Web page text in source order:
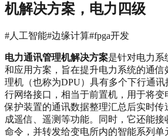
机解决方案，电力四级
#人工智能#边缘计算#fpga开发
电力通讯管理机解决方案是针对电力系
和应用方案，旨在提升电力系统的通信
理机（也称为DPU）具有多个下行通讯
行网络接口，相当于前置机，用于将变
保护装置的通讯数据整理汇总后实时
成遥信、遥测等功能。同时，它还能接
命令，并转发给变电所内的智能系列单